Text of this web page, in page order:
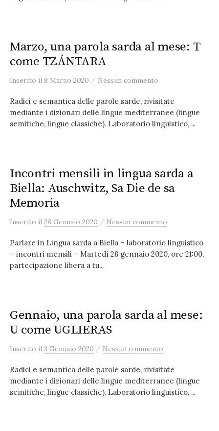
Marzo, una parola sarda al mese: T
come TZÁNTARA
Inserito il 8 Marzo 2020 / Nessun commento
Radici e semantica delle parole sarde, rivisitate
mediante i dizionari delle lingue mediterranee (lingue
semitiche, lingue classiche). Laboratorio linguistico, ...
Incontri mensili in lingua sarda a
Biella: Auschwitz, Sa Die de sa
Memoria
Inserito il 28 Gennaio 2020 / Nessun commento
Parlare in Lingua sarda a Biella – laboratorio linguistico
– incontri mensili – Martedì 28 gennaio 2020, ore 21:00,
partecipazione libera a tu...
Gennaio, una parola sarda al mese:
U come UGLIERAS
Inserito il 3 Gennaio 2020 / Nessun commento
Radici e semantica delle parole sarde, rivisitate
mediante i dizionari delle lingue mediterranee (lingue
semitiche, lingue classiche). Laboratorio linguistico, ...